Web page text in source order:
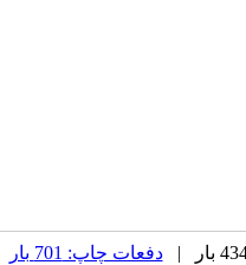
دفعات چاپ: 701 بار